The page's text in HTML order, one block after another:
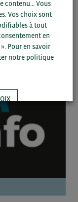
– focus IAA
contenu... Vous
Vos choix sont
à tout
en
Pour en savoir
notre politique